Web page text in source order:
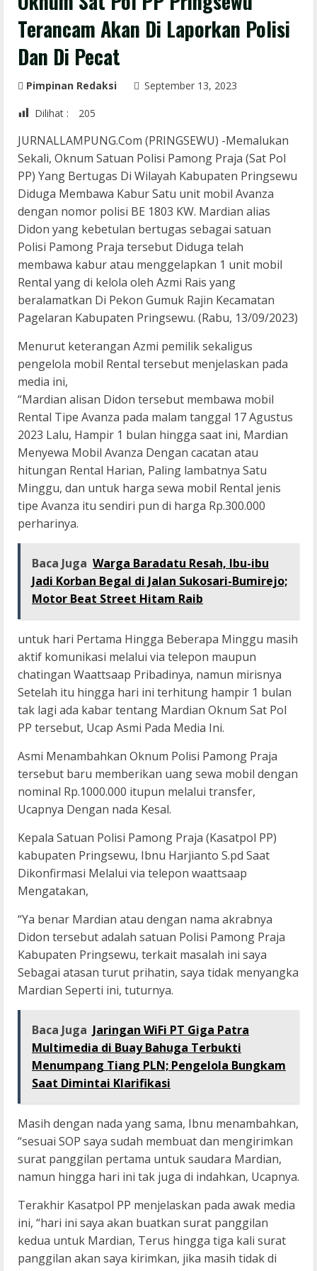
Terancam Akan Di Laporkan Polisi
Dan Di Pecat
Pimpinan Redaksi September 13, 2023
Dilihat : 205
JURNALLAMPUNG.Com (PRINGSEWU) -Memalukan
Sekali, Oknum Satuan Polisi Pamong Praja (Sat Pol
PP) Yang Bertugas Di Wilayah Kabupaten Pringsewu
Diduga Membawa Kabur Satu unit mobil Avanza
dengan nomor polisi BE 1803 KW. Mardian alias
Didon yang kebetulan bertugas sebagai satuan
Polisi Pamong Praja tersebut Diduga telah
membawa kabur atau menggelapkan 1 unit mobil
Rental yang di kelola oleh Azmi Rais yang
beralamatkan Di Pekon Gumuk Rajin Kecamatan
Pagelaran Kabupaten Pringsewu. (Rabu, 13/09/2023)
Menurut keterangan Azmi pemilik sekaligus
pengelola mobil Rental tersebut menjelaskan pada
media ini,
“Mardian alisan Didon tersebut membawa mobil
Rental Tipe Avanza pada malam tanggal 17 Agustus
2023 Lalu, Hampir 1 bulan hingga saat ini, Mardian
Menyewa Mobil Avanza Dengan cacatan atau
hitungan Rental Harian, Paling lambatnya Satu
Minggu, dan untuk harga sewa mobil Rental jenis
tipe Avanza itu sendiri pun di harga Rp.300.000
perharinya.
Baca Juga Warga Baradatu Resah, Ibu-ibu
Jadi Korban Begal di Jalan Sukosari-Bumirejo;
Motor Beat Street Hitam Raib
untuk hari Pertama Hingga Beberapa Minggu masih
aktif komunikasi melalui via telepon maupun
chatingan Waattsaap Pribadinya, namun mirisnya
Setelah itu hingga hari ini terhitung hampir 1 bulan
tak lagi ada kabar tentang Mardian Oknum Sat Pol
PP tersebut, Ucap Asmi Pada Media Ini.
Asmi Menambahkan Oknum Polisi Pamong Praja
tersebut baru memberikan uang sewa mobil dengan
nominal Rp.1000.000 itupun melalui transfer,
Ucapnya Dengan nada Kesal.
Kepala Satuan Polisi Pamong Praja (Kasatpol PP)
kabupaten Pringsewu, Ibnu Harjianto S.pd Saat
Dikonfirmasi Melalui via telepon waattsaap
Mengatakan,
“Ya benar Mardian atau dengan nama akrabnya
Didon tersebut adalah satuan Polisi Pamong Praja
Kabupaten Pringsewu, terkait masalah ini saya
Sebagai atasan turut prihatin, saya tidak menyangka
Mardian Seperti ini, tuturnya.
Baca Juga Jaringan WiFi PT Giga Patra
Multimedia di Buay Bahuga Terbukti
Menumpang Tiang PLN; Pengelola Bungkam
Saat Dimintai Klarifikasi
Masih dengan nada yang sama, Ibnu menambahkan,
“sesuai SOP saya sudah membuat dan mengirimkan
surat panggilan pertama untuk saudara Mardian,
namun hingga hari ini tak juga di indahkan, Ucapnya.
Terakhir Kasatpol PP menjelaskan pada awak media
ini, “hari ini saya akan buatkan surat panggilan
kedua untuk Mardian, Terus hingga tiga kali surat
panggilan akan saya kirimkan, jika masih tidak di